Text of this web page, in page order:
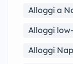
Alloggi a
Alloggi
Alloggi